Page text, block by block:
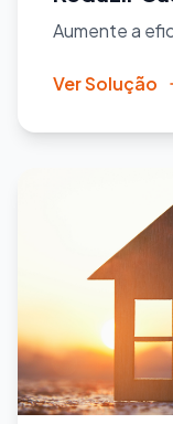
Aumente a
Ver Solução